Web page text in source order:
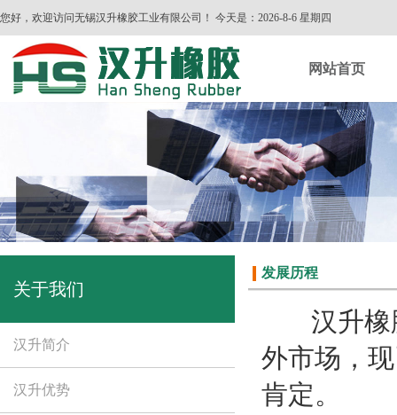
您好，欢迎访问无锡汉升橡胶工业有限公司！ 今天是： 2026-8-6 星期四
网站首页
关于我们
汉升简介
汉升优势
发展历程
汉升
外市场，
肯定。